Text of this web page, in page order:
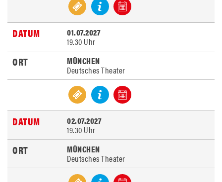
01.07.2027
19.30 Uhr
MÜNCHEN
Deutsches Theater
02.07.2027
19.30 Uhr
MÜNCHEN
Deutsches Theater